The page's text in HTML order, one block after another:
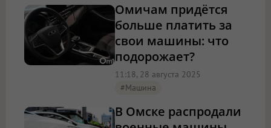
Омичам придётся
больше платить за
свои машины: что
подорожает?
11:18, 28 августа 2025
#машина
В Омске распродали